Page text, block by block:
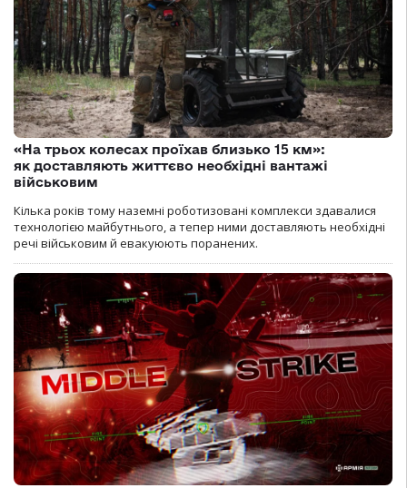
«На трьох колесах проїхав близько 15 км»:
як доставляють життєво необхідні вантажі
військовим
Кілька років тому наземні роботизовані комплекси здавалися
технологією майбутнього, а тепер ними доставляють необхідні
речі військовим й евакуюють поранених.